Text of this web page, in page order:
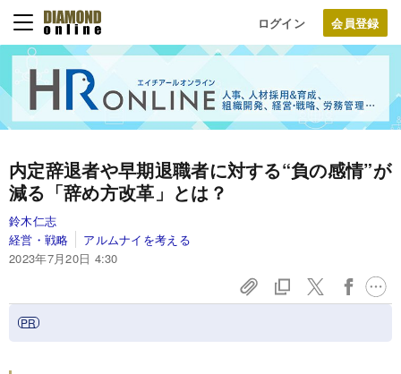
ログイン
内定辞退者や早期退職者に対する“負の感情”が
減る「辞め方改革」とは？
鈴木仁志
経営・戦略
アルムナイを考える
2023年7月20日 4:30